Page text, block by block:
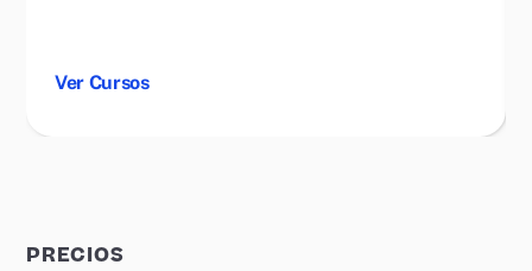
Ver Cursos
PRECIOS